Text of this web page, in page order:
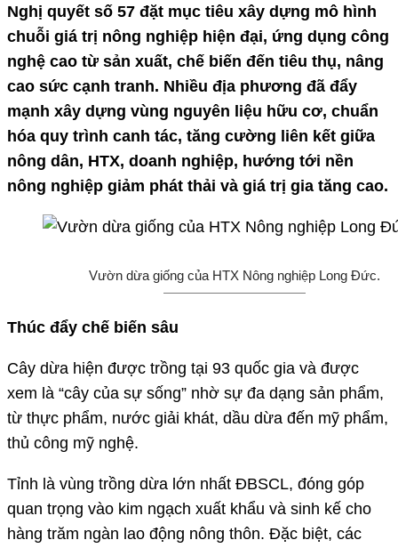
Nghị quyết số 57 đặt mục tiêu xây dựng mô hình
chuỗi giá trị nông nghiệp hiện đại, ứng dụng công
nghệ cao từ sản xuất, chế biến đến tiêu thụ, nâng
cao sức cạnh tranh. Nhiều địa phương đã đẩy
mạnh xây dựng vùng nguyên liệu hữu cơ, chuẩn
hóa quy trình canh tác, tăng cường liên kết giữa
nông dân, HTX, doanh nghiệp, hướng tới nền
nông nghiệp giảm phát thải và giá trị gia tăng cao.
Vườn dừa giống của HTX Nông nghiệp Long Đức.
Thúc đẩy chế biến sâu
Cây dừa hiện được trồng tại 93 quốc gia và được
xem là “cây của sự sống” nhờ sự đa dạng sản phẩm,
từ thực phẩm, nước giải khát, dầu dừa đến mỹ phẩm,
thủ công mỹ nghệ.
Tỉnh là vùng trồng dừa lớn nhất ĐBSCL, đóng góp
quan trọng vào kim ngạch xuất khẩu và sinh kế cho
hàng trăm ngàn lao động nông thôn. Đặc biệt, các